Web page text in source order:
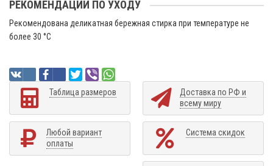
РЕКОМЕНДАЦИИ ПО УХОДУ
Рекомендована деликатная бережная стирка при температуре не
более 30 °C
Таблица размеров
Доставка по РФ и
всему миру
Любой вариант
оплаты
Система скидок